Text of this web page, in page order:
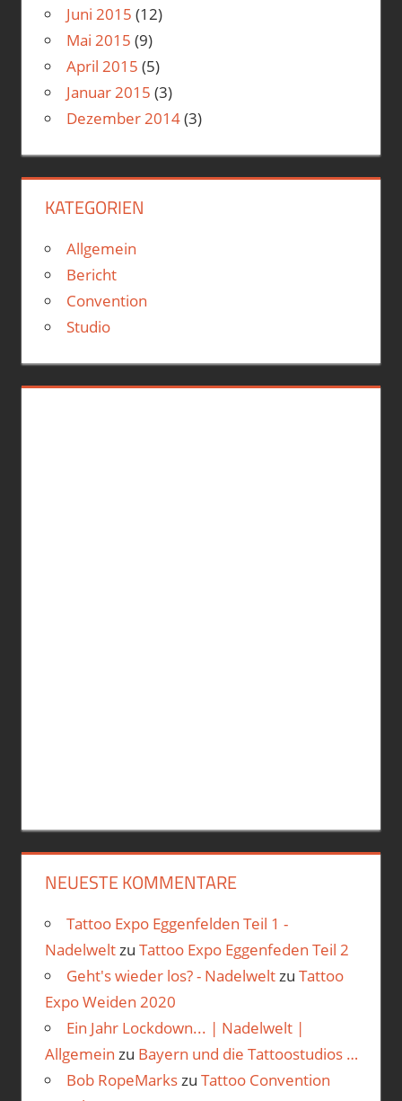
Juni 2015 (12)
Mai 2015 (9)
April 2015 (5)
Januar 2015 (3)
Dezember 2014(3)
KATEGORIEN
Allgemein
Bericht
Convention
Studio
NEUESTE KOMMENTARE
Tattoo Expo Eggenfelden Teil 1 -
Nadelweltzu Tattoo Expo Eggenfeden Teil 2
Geht's wieder los? - Nadelweltzu Tattoo
Expo Weiden 2020
Ein Jahr Lockdown... | Nadelwelt |
Allgemein zu Bayern und die Tattoostudios …
Bob RopeMarkszu Tattoo Convention